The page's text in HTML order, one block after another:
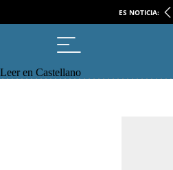
ES NOTICIA:
Leer en Castellano